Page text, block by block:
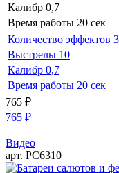
Калибр 0,7
Время работы 20 сек
Количество эффектов 3
Выстрелы 10
Калибр 0,7
Время работы 20 сек
765 ₽
765 ₽
Видео
арт. РС6310